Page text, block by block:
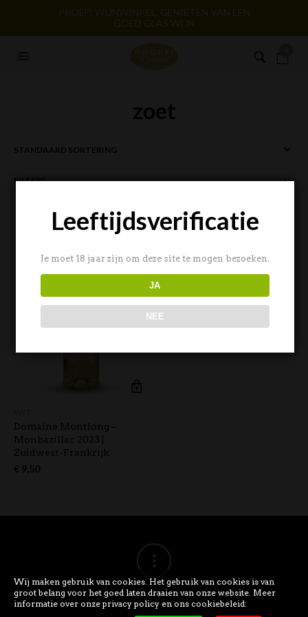
PROEF! WIJNWINKEL. GENIETEN VAN EEN
GOED GLAS WIJN
zoet
FILTERS
Domaine Montlong –
Monbazillac 2023 |
Zuidwest-Frankrijk
€ 9,50
Wij maken gebruik van cookies. Het gebruik van cookies is van
groot belang voor het goed laten draaien van onze website. Meer
informatie over onze privacy policy en ons cookiebeleid:
Leeftijdsverificatie
Je moet 18 jaar zijn om deze site te mogen bezoeken.
JA
NEE